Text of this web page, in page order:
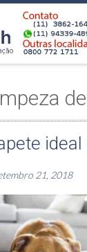
21, 2018